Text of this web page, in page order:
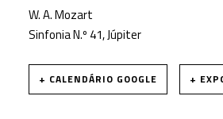
W. A. Mozart
Sinfonia N.º 41, Júpiter
+ CALENDÁRIO GOOGLE +